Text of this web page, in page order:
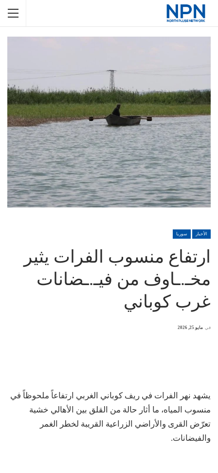
الأخبار سوريا
ارتفاع منسوب الفرات يثير
مخـ.ـاوف من فيـ.ـضانات
غرب كوباني
في مايو 25, 2026
يشهد نهر الفرات في ريف كوباني الغربي ارتفاعاً ملحوظاً في
منسوب المياه، ما أثار حالة من القلق بين الأهالي خشية
تعرّض القرى والأراضي الزراعية القريبة لخطر الغمر
والفيضانات.